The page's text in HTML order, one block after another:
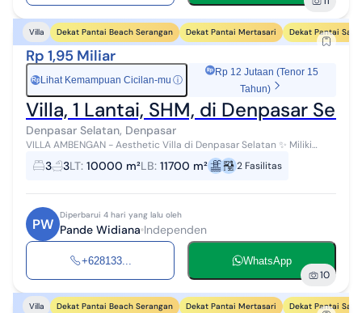
Villa Dekat Pantai Beach Serangan Dekat Pantai Mertasari Dekat Pantai
Rp 1,95 Miliar
Rp Lihat Kemampuan Cicilan-mu ⓘ
Rp 12 Jutaan (Tenor 15
Tahun)
Villa, 1 Lantai, SHM, di Denpasar
Denpasar Selatan, Denpasar
VILLA AMBENGAN - Aesthetic Villa di Denpasar Selatan ✨ Miliki
hunian modern dengan view sawah di lokasi premium Jl.
Diponegoro, Sesetan. Cocok u...
3 3LT: 10000 m²LB: 11700 m² 2 Fasilitas
PW
Diperbarui 4 hari yang lalu oleh
Pande Widiana Independen
+628133... WhatsApp
10
Villa Dekat Pantai Beach Serangan Dekat Pantai Mertasari Dekat Pantai